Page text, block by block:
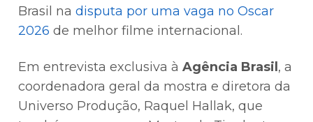
Brasil nadisputa por uma vaga no Oscar
2026 de melhor filme internacional.
Em entrevista exclusiva àAgência Brasil , a
coordenadora geral da mostra e diretora da
Universo Produção, Raquel Hallak, que